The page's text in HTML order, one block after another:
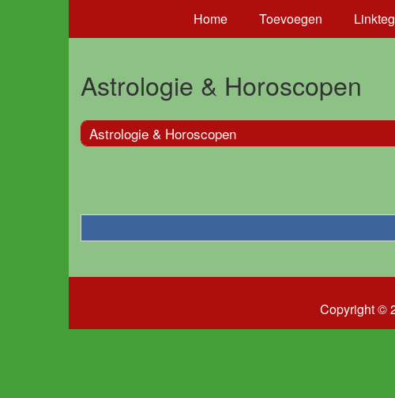
Home Toevoegen
Astrologie & Horoscopen
Astrologie & Horoscopen
Copyright ©